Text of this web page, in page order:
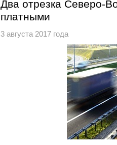
Два отрезка Северо-
платными
3 августа 2017 года